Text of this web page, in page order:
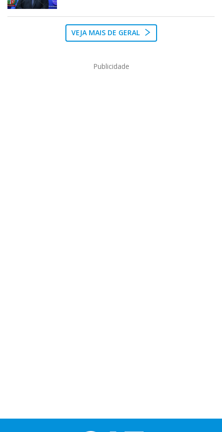
VEJA MAIS DE GERAL
Publicidade